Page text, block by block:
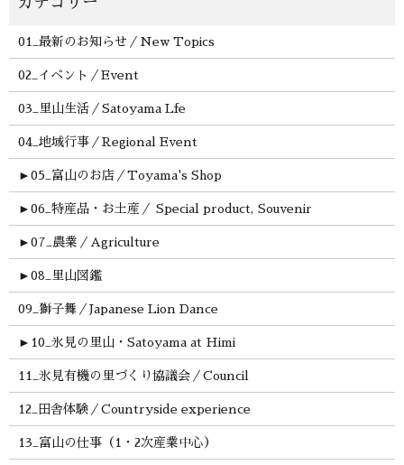
01_最新のお知らせ／New Topics
02_イベント／Event
03_里山生活／Satoyama Lfe
04_地域行事／Regional Event
► 05_富山のお店／Toyama's Shop
► 06_特産品・お土産／ Special product, Souvenir
► 07_農業／Agriculture
► 08_里山図鑑
09_獅子舞／Japanese Lion Dance
► 10_氷見の里山・Satoyama at Himi
11_氷見有機の里づくり協議会／Council
12_田舎体験／Countryside experience
13_富山の仕事（1・2次産業中心）